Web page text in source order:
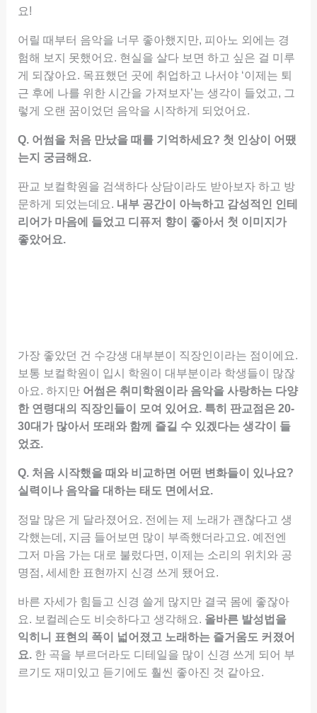
요!
어릴 때부터 음악을 너무 좋아했지만, 피아노 외에는 경
험해 보지 못했어요. 현실을 살다 보면 하고 싶은 걸 미루
게 되잖아요. 목표했던 곳에 취업하고 나서야 ‘이제는 퇴
근 후에 나를 위한 시간을 가져보자’는 생각이 들었고, 그
렇게 오랜 꿈이었던 음악을 시작하게 되었어요.
Q. 어썸을 처음 만났을 때를 기억하세요? 첫 인상이 어땠
는지 궁금해요.
판교 보컬학원을 검색하다 상담이라도 받아보자 하고 방
문하게 되었는데요. 내부 공간이 아늑하고 감성적인 인테
리어가 마음에 들었고 디퓨저 향이 좋아서 첫 이미지가
좋았어요.
가장 좋았던 건 수강생 대부분이 직장인이라는 점이에요.
보통 보컬학원이 입시 학원이 대부분이라 학생들이 많잖
아요. 하지만 어썸은 취미학원이라 음악을 사랑하는 다양
한 연령대의 직장인들이 모여 있어요. 특히 판교점은 20-
30대가 많아서 또래와 함께 즐길 수 있겠다는 생각이 들
었죠.
Q. 처음 시작했을 때와 비교하면 어떤 변화들이 있나요?
실력이나 음악을 대하는 태도 면에서요.
정말 많은 게 달라졌어요. 전에는 제 노래가 괜찮다고 생
각했는데, 지금 들어보면 많이 부족했더라고요. 예전엔
그저 마음 가는 대로 불렀다면, 이제는 소리의 위치와 공
명점, 세세한 표현까지 신경 쓰게 됐어요.
바른 자세가 힘들고 신경 쓸게 많지만 결국 몸에 좋잖아
요. 보컬레슨도 비슷하다고 생각해요. 올바른 발성법을
익히니 표현의 폭이 넓어졌고 노래하는 즐거움도 커졌어
요.한 곡을 부르더라도 디테일을 많이 신경 쓰게 되어 부
르기도 재미있고 듣기에도 훨씬 좋아진 것 같아요.